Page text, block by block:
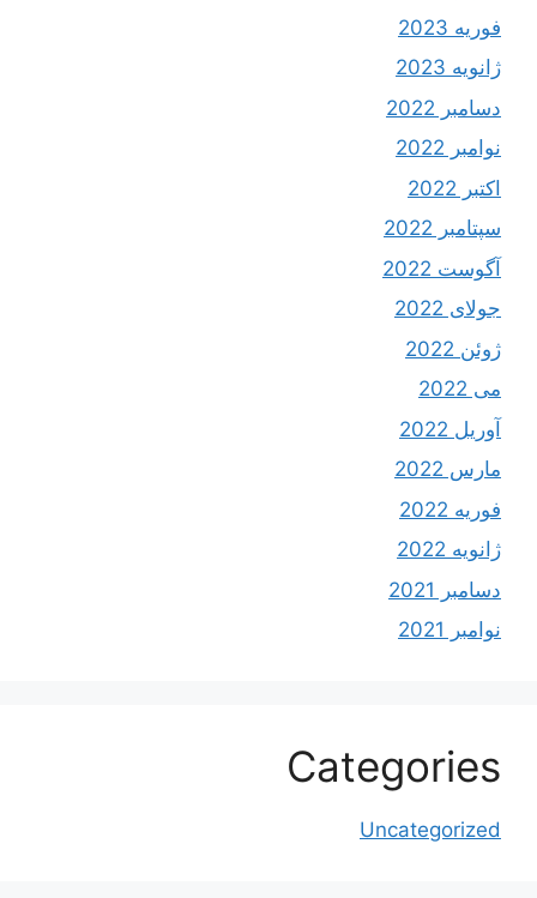
فوریه 2023
ژانویه 2023
دسامبر 2022
نوامبر 2022
اکتبر 2022
سپتامبر 2022
آگوست 2022
جولای 2022
ژوئن 2022
می 2022
آوریل 2022
مارس 2022
فوریه 2022
ژانویه 2022
دسامبر 2021
نوامبر 2021
Categories
Uncategorized